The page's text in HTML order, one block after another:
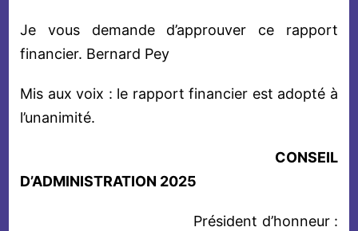
Je vous demande d’approuver ce rapport
financier. Bernard Pey
Mis aux voix : le rapport financier est adopté à
l’unanimité.
CONSEIL
D’ADMINISTRATION 2025
Président d’honneur :